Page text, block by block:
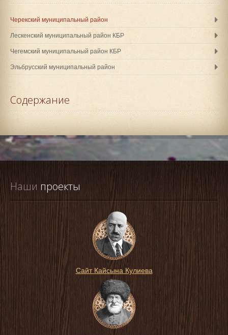
Черекский муниципальный район
Лескенский муниципальный район КБР
Чегемский муниципальный район КБР
Эльбрусский муниципальный район
Содержание
Наши проекты
Сайт Кайсына Кулиева